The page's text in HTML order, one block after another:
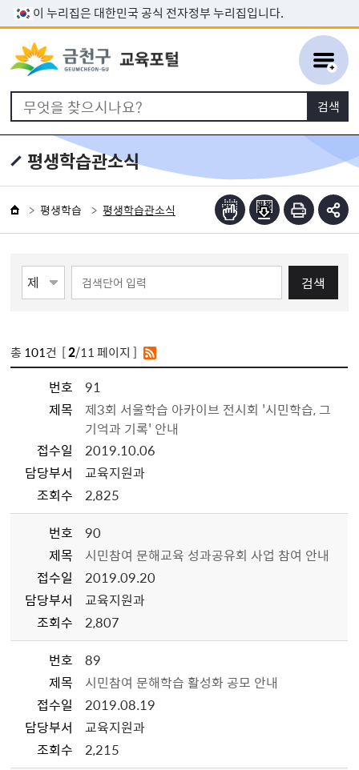
본문 바로가기
이 누리집은 대한민국 공식 전자정부 누리집입니다.
평생학습관소식
평생학습 평생학습관소식
검색
총 101건 [2/11 페이지 ]
번호
91
제목
제3회 서울학습 아카이브 전시회 '시민학습, 그
기억과 기록' 안내
접수일
2019.10.06
담당부서
교육지원과
조회수
2,825
번호
90
제목
시민참여 문해교육 성과공유회 사업 참여 안내
접수일
2019.09.20
담당부서
교육지원과
조회수
2,807
번호
89
제목
시민참여 문해학습 활성화 공모 안내
접수일
2019.08.19
담당부서
교육지원과
조회수
2,215